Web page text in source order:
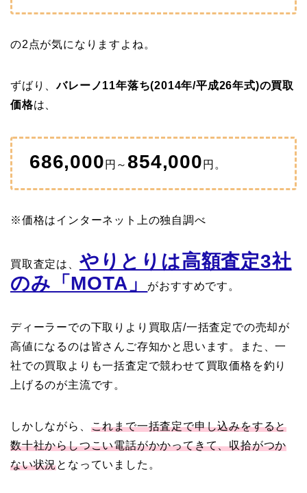
の2点が気になりますよね。
ずばり、バレーノ11年落ち(2014年/平成26年式)の買取
価格は、
686,000 円～ 854,000 円。
※価格はインターネット上の独自調べ
買取査定は、 やりとりは高額査定3社
のみ「MOTA」
がおすすめです。
ディーラーでの下取りより買取店/一括査定での売却が
高値になるのは皆さんご存知かと思います。また、一
社での買取よりも一括査定で競わせて買取価格を釣り
上げるのが主流です。
しかしながら、 これまで一括査定で申し込みをすると
数十社からしつこい電話がかかってきて、収拾がつか
ない状況となっていました。